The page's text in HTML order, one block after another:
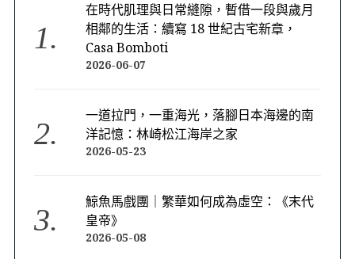
在時代肌理與日常縫隙，暫借一段與歲月
相鄰的生活：續寫 18 世紀古宅新章，
Casa Bomboti
2026-06-07
一道拉門，一重海光，落腳日本海邊的南
洋記憶：林崎松江海岸之家
2026-05-23
鯨魚馬戲團｜繁華如何成為虛空：《末代
皇帝》
2026-05-08